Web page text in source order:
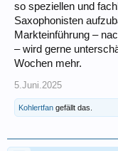
so speziellen und
Saxophonisten
Markteinführung –
– wird gerne
Wochen mehr.
5.Juni.2025
Kohlertfan gefällt das.